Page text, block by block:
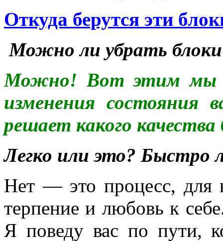
Откуда берутся эти
Можно ли убрать блоки
Можно! Вот этим мы и
изменения состояния
решает какого
Легко или это? Быстро
Нет — это процесс, для
терпение и любовь к
Я поведу вас по пути,